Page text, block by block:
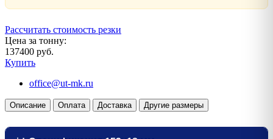
Рассчитать стоимость резки
Цена за тонну:
137400 руб.
Купить
office@ut-mk.ru
Описание Оплата Доставка Другие размеры